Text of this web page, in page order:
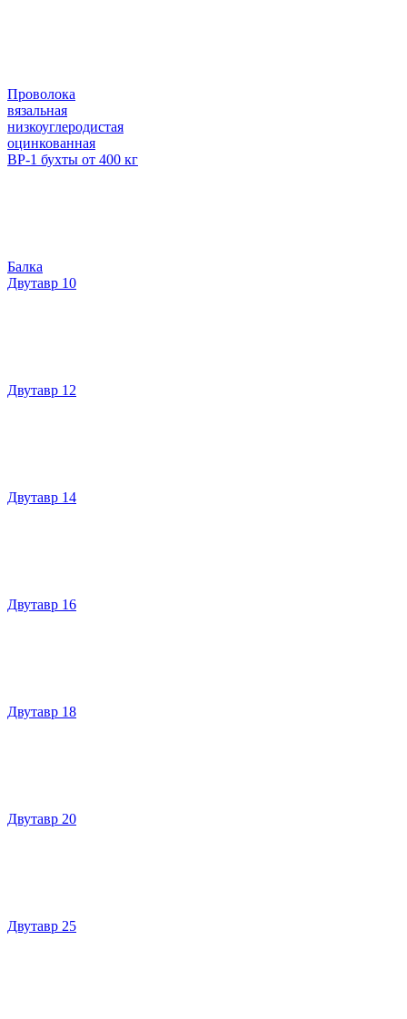
Проволока
вязальная
низкоуглеродистая
оцинкованная
ВР-1 бухты от 400 кг
Балка
Двутавр 10
Двутавр 12
Двутавр 14
Двутавр 16
Двутавр 18
Двутавр 20
Двутавр 25